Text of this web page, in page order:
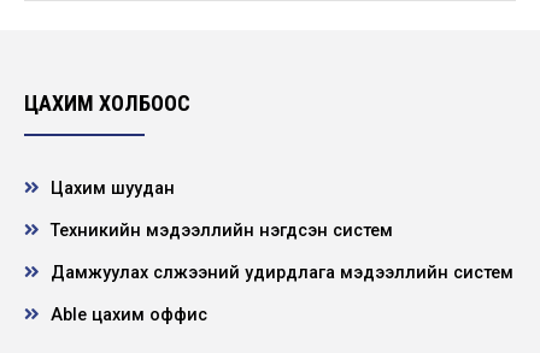
2026-04-28
ЦАХИМ ХОЛБООС
Цахим шуудан
Техникийн мэдээллийн нэгдсэн систем
Дамжуулах сүлжээний удирдлага мэдээллийн систем
Able цахим оффис